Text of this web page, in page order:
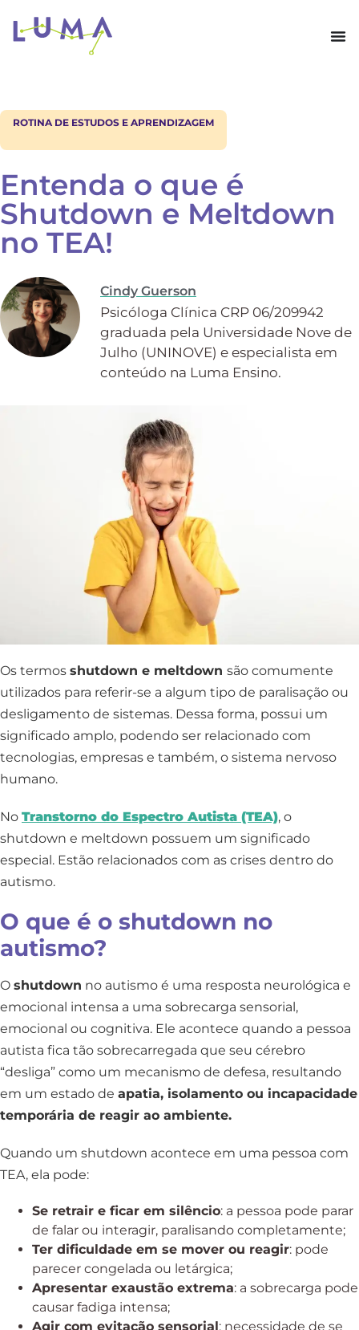
ROTINA DE ESTUDOS E APRENDIZAGEM
Entenda o que é
Shutdown e Meltdown
no TEA!
Cindy Guerson
Psicóloga Clínica CRP 06/209942
graduada pela Universidade Nove de
Julho (UNINOVE) e especialista em
conteúdo na Luma Ensino.
Os termos shutdown e meltdown são comumente
utilizados para referir-se a algum tipo de paralisação ou
desligamento de sistemas. Dessa forma, possui um
significado amplo, podendo ser relacionado com
tecnologias, empresas e também, o sistema nervoso
humano.
No Transtorno do Espectro Autista (TEA), o
shutdown e meltdown possuem um significado
especial. Estão relacionados com as crises dentro do
autismo.
O que é o shutdown no
autismo?
O shutdown no autismo é uma resposta neurológica e
emocional intensa a uma sobrecarga sensorial,
emocional ou cognitiva. Ele acontece quando a pessoa
autista fica tão sobrecarregada que seu cérebro
“desliga” como um mecanismo de defesa, resultando
em um estado de apatia, isolamento ou incapacidade
temporária de reagir ao ambiente.
Quando um shutdown acontece em uma pessoa com
TEA, ela pode:
Se retrair e ficar em silêncio: a pessoa pode parar
de falar ou interagir, paralisando completamente;
Ter dificuldade em se mover ou reagir: pode
parecer congelada ou letárgica;
Apresentar exaustão extrema: a sobrecarga pode
causar fadiga intensa;
Agir com evitação sensorial: necessidade de se